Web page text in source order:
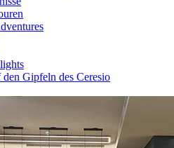
den Gipfeln des Ceresio